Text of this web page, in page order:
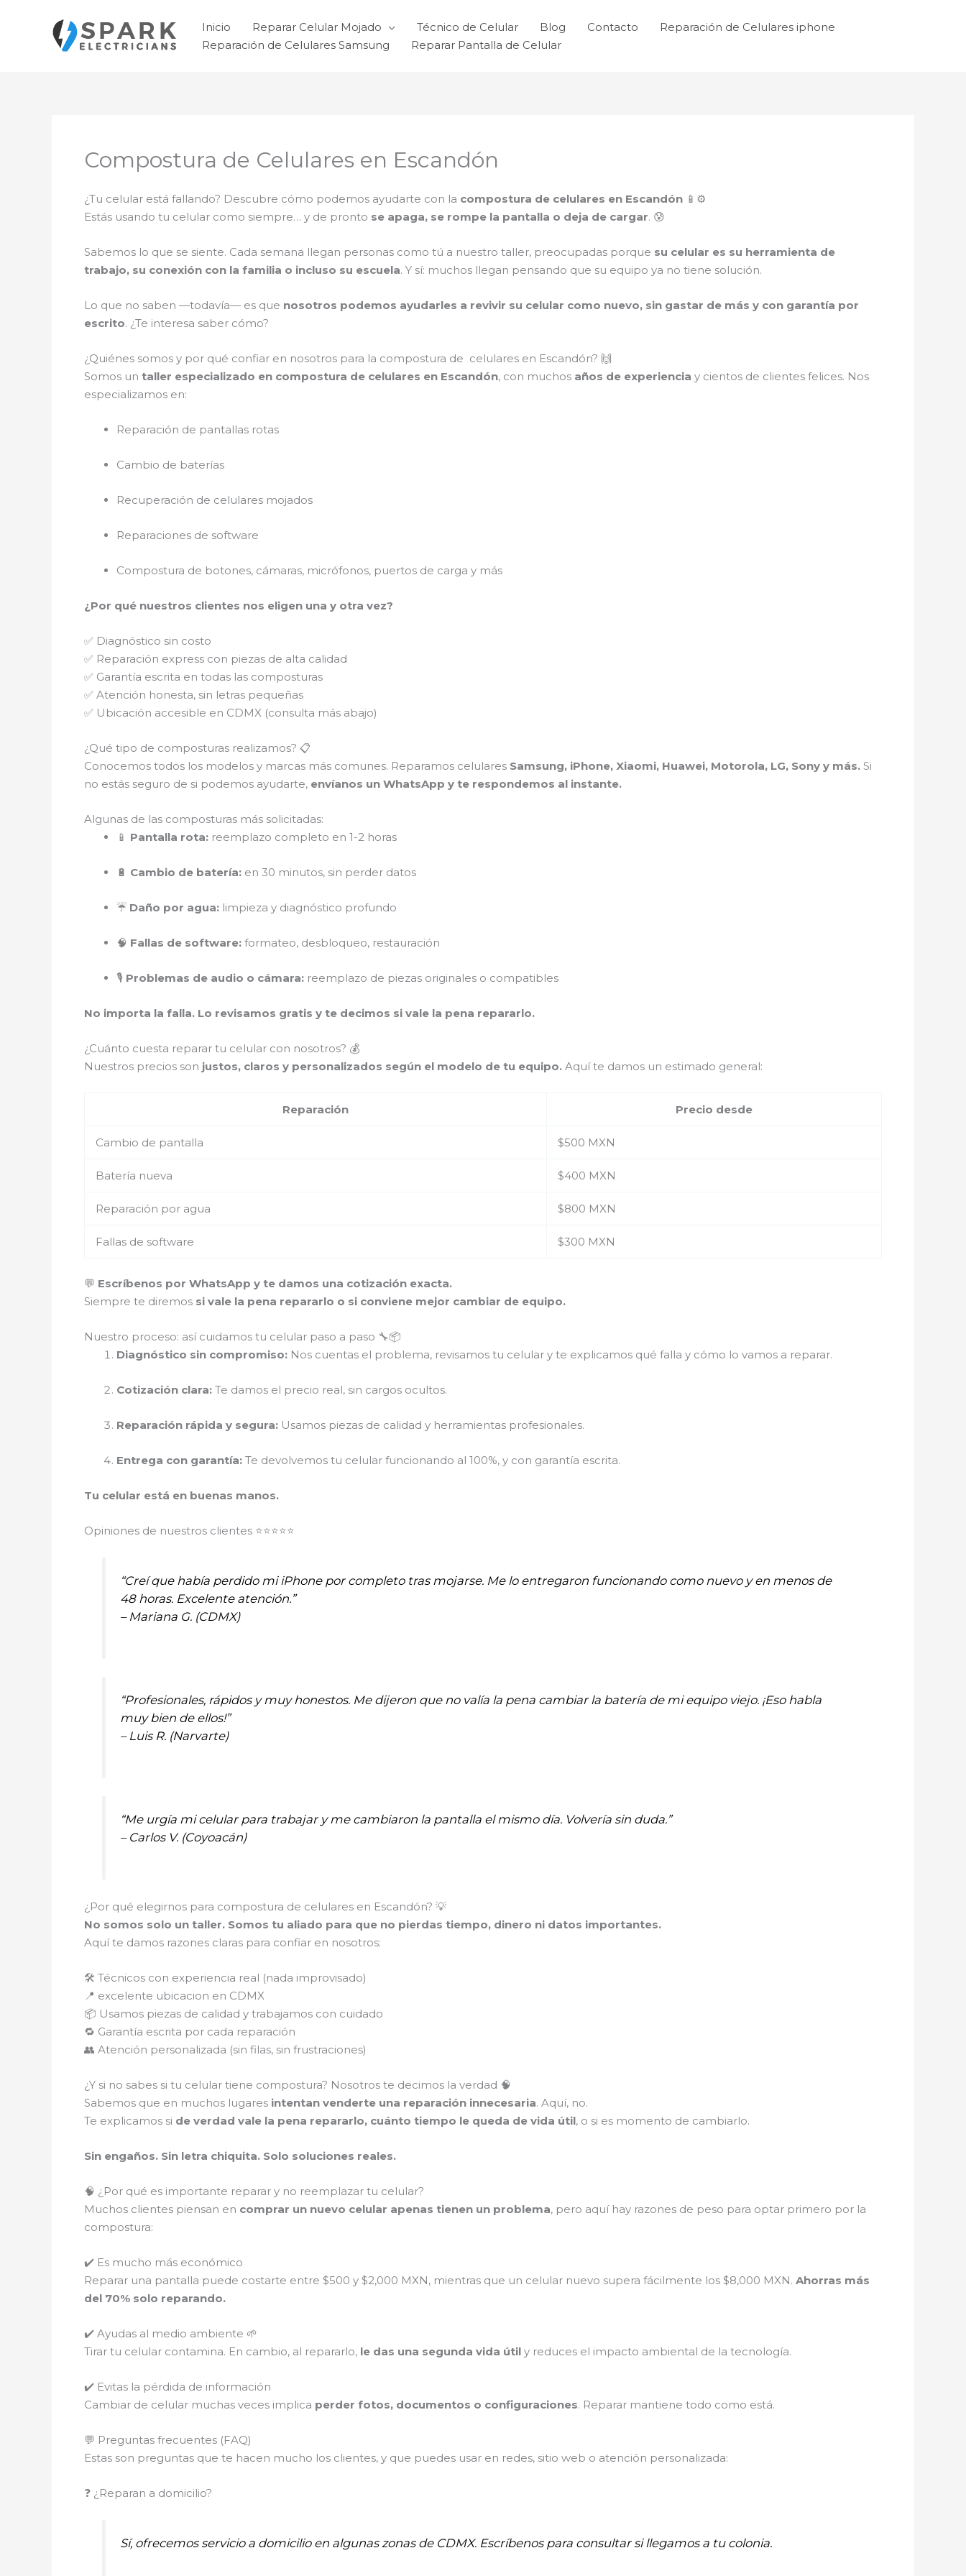
contenido
Inicio Reparar Celular Mojado Técnico de Celular Blog Contacto
Reparación de Celulares iphone
Reparación de Celulares Samsung
Reparar Pantalla de Celular
Compostura de Celulares en Escandón
¿Tu celular está fallando? Descubre cómo podemos ayudarte con la compostura de celulares en Escandón 📱⚙️
Estás usando tu celular como siempre… y de pronto se apaga, se rompe la pantalla o deja de cargar. 😰
Sabemos lo que se siente. Cada semana llegan personas como tú a nuestro taller, preocupadas porque su celular es su herramienta de
trabajo, su conexión con la familia o incluso su escuela. Y sí: muchos llegan pensando que su equipo ya no tiene solución.
Lo que no saben —todavía— es que nosotros podemos ayudarles a revivir su celular como nuevo, sin gastar de más y con garantía por
escrito. ¿Te interesa saber cómo?
¿Quiénes somos y por qué confiar en nosotros para la compostura de celulares en Escandón? 🙌
Somos un taller especializado en compostura de celulares en Escandón, con muchos años de experiencia y cientos de clientes felices. Nos
especializamos en:
Reparación de pantallas rotas
Cambio de baterías
Recuperación de celulares mojados
Reparaciones de software
Compostura de botones, cámaras, micrófonos, puertos de carga y más
¿Por qué nuestros clientes nos eligen una y otra vez?
✅ Diagnóstico sin costo
✅ Reparación express con piezas de alta calidad
✅ Garantía escrita en todas las composturas
✅ Atención honesta, sin letras pequeñas
✅ Ubicación accesible en CDMX (consulta más abajo)
¿Qué tipo de composturas realizamos? 📋
Conocemos todos los modelos y marcas más comunes. Reparamos celulares Samsung, iPhone, Xiaomi, Huawei, Motorola, LG, Sony y más. Si
no estás seguro de si podemos ayudarte, envíanos un WhatsApp y te respondemos al instante.
Algunas de las composturas más solicitadas:
📱 Pantalla rota: reemplazo completo en 1-2 horas
🔋 Cambio de batería: en 30 minutos, sin perder datos
☔ Daño por agua: limpieza y diagnóstico profundo
🧠 Fallas de software: formateo, desbloqueo, restauración
🎙️ Problemas de audio o cámara: reemplazo de piezas originales o compatibles
No importa la falla. Lo revisamos gratis y te decimos si vale la pena repararlo.
¿Cuánto cuesta reparar tu celular con nosotros? 💰
Nuestros precios son justos, claros y personalizados según el modelo de tu equipo. Aquí te damos un estimado general:
Reparación Precio desde
Cambio de pantalla $500 MXN
Batería nueva $400 MXN
Reparación por agua $800 MXN
Fallas de software $300 MXN
💬 Escríbenos por WhatsApp y te damos una cotización exacta.
Siempre te diremos si vale la pena repararlo o si conviene mejor cambiar de equipo.
Nuestro proceso: así cuidamos tu celular paso a paso 🔧📦
Diagnóstico sin compromiso: Nos cuentas el problema, revisamos tu celular y te explicamos qué falla y cómo lo vamos a reparar.
Cotización clara: Te damos el precio real, sin cargos ocultos.
Reparación rápida y segura: Usamos piezas de calidad y herramientas profesionales.
Entrega con garantía: Te devolvemos tu celular funcionando al 100%, y con garantía escrita.
Tu celular está en buenas manos.
Opiniones de nuestros clientes ⭐⭐⭐⭐⭐
“Creí que había perdido mi iPhone por completo tras mojarse. Me lo entregaron funcionando como nuevo y en menos de
48 horas. Excelente atención.”
– Mariana G. (CDMX)
“Profesionales, rápidos y muy honestos. Me dijeron que no valía la pena cambiar la batería de mi equipo viejo. ¡Eso habla
muy bien de ellos!”
– Luis R. (Narvarte)
“Me urgía mi celular para trabajar y me cambiaron la pantalla el mismo día. Volvería sin duda.”
– Carlos V. (Coyoacán)
¿Por qué elegirnos para compostura de celulares en Escandón? 💡
No somos solo un taller. Somos tu aliado para que no pierdas tiempo, dinero ni datos importantes.
Aquí te damos razones claras para confiar en nosotros:
🛠️ Técnicos con experiencia real (nada improvisado)
📍 excelente ubicacion en CDMX
📦 Usamos piezas de calidad y trabajamos con cuidado
🔁 Garantía escrita por cada reparación
👥 Atención personalizada (sin filas, sin frustraciones)
¿Y si no sabes si tu celular tiene compostura? Nosotros te decimos la verdad 🧠
Sabemos que en muchos lugares intentan venderte una reparación innecesaria. Aquí, no.
Te explicamos si de verdad vale la pena repararlo, cuánto tiempo le queda de vida útil, o si es momento de cambiarlo.
Sin engaños. Sin letra chiquita. Solo soluciones reales.
🧠 ¿Por qué es importante reparar y no reemplazar tu celular?
Muchos clientes piensan en comprar un nuevo celular apenas tienen un problema, pero aquí hay razones de peso para optar primero por la
compostura:
✔️ Es mucho más económico
Reparar una pantalla puede costarte entre $500 y $2,000 MXN, mientras que un celular nuevo supera fácilmente los $8,000 MXN. Ahorras más
del 70% solo reparando.
✔️ Ayudas al medio ambiente 🌱
Tirar tu celular contamina. En cambio, al repararlo, le das una segunda vida útil y reduces el impacto ambiental de la tecnología.
✔️ Evitas la pérdida de información
Cambiar de celular muchas veces implica perder fotos, documentos o configuraciones. Reparar mantiene todo como está.
💬 Preguntas frecuentes (FAQ)
Estas son preguntas que te hacen mucho los clientes, y que puedes usar en redes, sitio web o atención personalizada:
❓ ¿Reparan a domicilio?
Sí, ofrecemos servicio a domicilio en algunas zonas de CDMX. Escríbenos para consultar si llegamos a tu colonia.